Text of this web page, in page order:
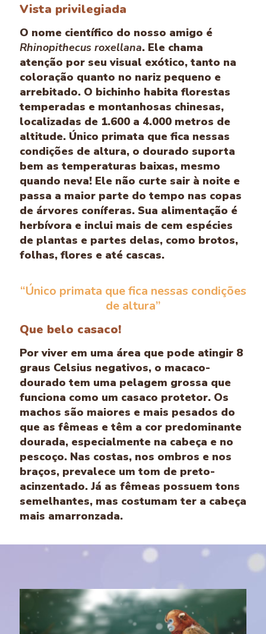
Vista privilegiada
O nome científico do nosso amigo é
Rhinopithecus roxellana. Ele chama
atenção por seu visual exótico, tanto na
coloração quanto no nariz pequeno e
arrebitado. O bichinho habita florestas
temperadas e montanhosas chinesas,
localizadas de 1.600 a 4.000 metros de
altitude. Único primata que fica nessas
condições de altura, o dourado suporta
bem as temperaturas baixas, mesmo
quando neva! Ele não curte sair à noite e
passa a maior parte do tempo nas copas
de árvores coníferas. Sua alimentação é
herbívora e inclui mais de cem espécies
de plantas e partes delas, como brotos,
folhas, flores e até cascas.
“Único primata que fica nessas condições
de altura”
Que belo casaco!
Por viver em uma área que pode atingir 8
graus Celsius negativos, o macaco-
dourado tem uma pelagem grossa que
funciona como um casaco protetor. Os
machos são maiores e mais pesados do
que as fêmeas e têm a cor predominante
dourada, especialmente na cabeça e no
pescoço. Nas costas, nos ombros e nos
braços, prevalece um tom de preto-
acinzentado. Já as fêmeas possuem tons
semelhantes, mas costumam ter a cabeça
mais amarronzada.